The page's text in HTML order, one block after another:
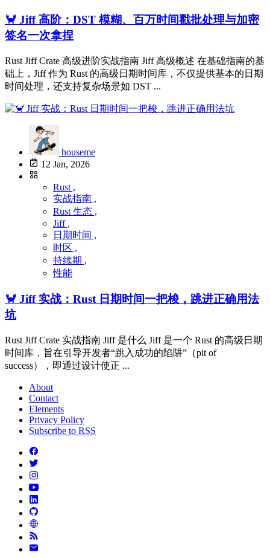
🦀 Jiff 高阶：DST 模糊、百万时间戳批处理与加密
签名一次拿捏
Rust Jiff Crate 高级进阶实战指南 Jiff 高级概述 在基础指南的基
础上，Jiff 作为 Rust 的高级日期时间库，不仅提供基本的日期
时间处理，还支持复杂场景如 DST ...
houseme
12 Jan, 2026
Rust ,
实战指南 ,
Rust 生态 ,
Jiff ,
日期时间 ,
时区 ,
持续期 ,
性能
🦀 Jiff 实战：Rust 日期时间一把梭，跳进正确用法
坑
Rust Jiff Crate 实战指南 Jiff 是什么 Jiff 是一个 Rust 的高级日期
时间库，旨在引导开发者“跳入成功的陷阱”（pit of
success），即通过设计使正 ...
About
Contact
Elements
Privacy Policy
Subscribe to RSS